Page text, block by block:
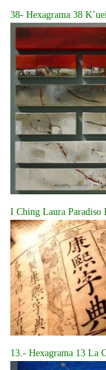
38- Hexagrama 38
I Ching Laura Paradiso
13.- Hexagrama 13 La